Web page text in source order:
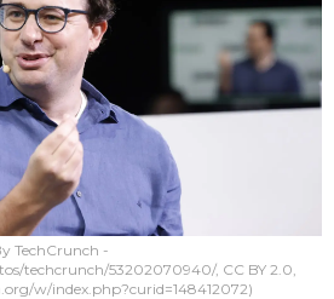
TechCrunch -
techcrunch/53202070940/, CC BY 2.0,
w/index.php?curid=148412072)